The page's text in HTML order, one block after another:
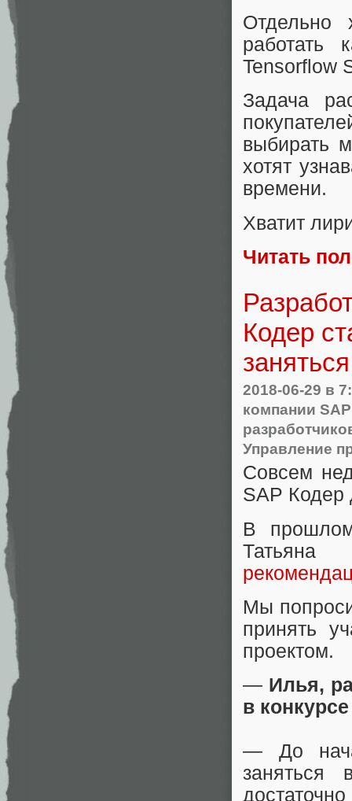
Отдельно
Tensorflow
Задача
выбирать
хотят
времени.
Хватит
Читать
Кодер
2018-06-29 в
компании SAP
Управление
Совсем
SAP Кодер
В
Мы
принять
проектом.
— Илья,
в
— До
заняться